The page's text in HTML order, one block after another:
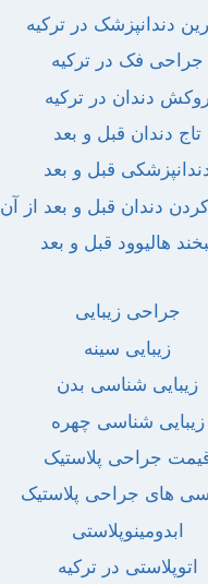
دندانپزشک در ترکیه
جراحی فک در ترکیه
دندان در ترکیه
تاج دندان قبل و بعد
قبل و بعد
دندان قبل و بعد از آن
هالیوود قبل و بعد
جراحی زیبایی
زیبایی سینه
زیبایی شناسی بدن
زیبایی شناسی چهره
جراحی پلاستیک
های جراحی پلاستیک
ابدومینوپلاستی
اتوپلاستی در ترکیه